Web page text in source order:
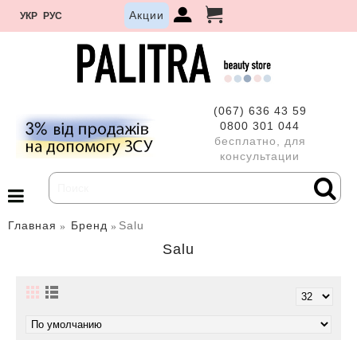
УКР РУС Акции
(067) 636 43 59
0800 301 044
бесплатно, для
консультации
Главная Бренд Salu
Salu